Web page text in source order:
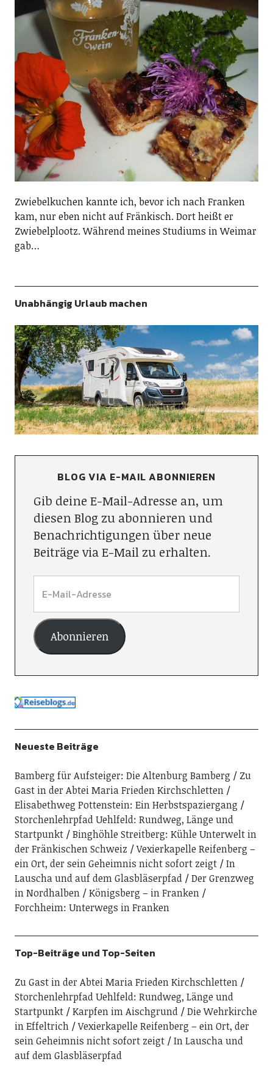
Zwiebelkuchen kannte ich, bevor ich nach Franken
kam, nur eben nicht auf Fränkisch. Dort heißt er
Zwiebelplootz. Während meines Studiums in Weimar
gab…
Unabhängig Urlaub machen
BLOG VIA E-MAIL ABONNIEREN
Gib deine E-Mail-Adresse an, um
diesen Blog zu abonnieren und
Benachrichtigungen über neue
Beiträge via E-Mail zu erhalten.
Abonnieren
Neueste Beiträge
Bamberg für Aufsteiger: Die Altenburg Bamberg
Zu
Gast in der Abtei Maria Frieden Kirchschletten
Elisabethweg Pottenstein: Ein Herbstspaziergang
Storchenlehrpfad Uehlfeld: Rundweg, Länge und
Startpunkt
Binghöhle Streitberg: Kühle Unterwelt in
der Fränkischen Schweiz
Vexierkapelle Reifenberg –
ein Ort, der sein Geheimnis nicht sofort zeigt
In
Lauscha und auf dem Glasbläserpfad
Der Grenzweg
in Nordhalben
Königsberg – in Franken
Forchheim: Unterwegs in Franken
Top-Beiträge und Top-Seiten
Zu Gast in der Abtei Maria Frieden Kirchschletten
Storchenlehrpfad Uehlfeld: Rundweg, Länge und
Startpunkt
Karpfen im Aischgrund
Die Wehrkirche
in Effeltrich
Vexierkapelle Reifenberg – ein Ort, der
sein Geheimnis nicht sofort zeigt
In Lauscha und
auf dem Glasbläserpfad